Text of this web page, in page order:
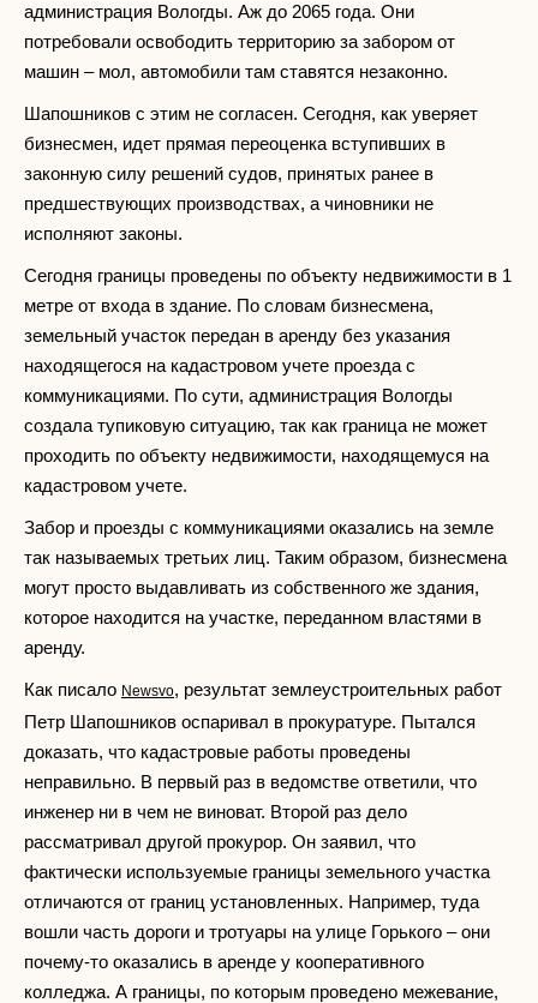
администрация Вологды. Аж до 2065 года. Они
потребовали освободить территорию за забором от
машин – мол, автомобили там ставятся незаконно.
Шапошников с этим не согласен. Сегодня, как уверяет
бизнесмен, идет прямая переоценка вступивших в
законную силу решений судов, принятых ранее в
предшествующих производствах, а чиновники не
исполняют законы.
Сегодня границы проведены по объекту недвижимости в 1
метре от входа в здание. По словам бизнесмена,
земельный участок передан в аренду без указания
находящегося на кадастровом учете проезда с
коммуникациями. По сути, администрация Вологды
создала тупиковую ситуацию, так как граница не может
проходить по объекту недвижимости, находящемуся на
кадастровом учете.
Забор и проезды с коммуникациями оказались на земле
так называемых третьих лиц. Таким образом, бизнесмена
могут просто выдавливать из собственного же здания,
которое находится на участке, переданном властями в
аренду.
Как писало Newsvo, результат землеустроительных работ
Петр Шапошников оспаривал в прокуратуре. Пытался
доказать, что кадастровые работы проведены
неправильно. В первый раз в ведомстве ответили, что
инженер ни в чем не виноват. Второй раз дело
рассматривал другой прокурор. Он заявил, что
фактически используемые границы земельного участка
отличаются от границ установленных. Например, туда
вошли часть дороги и тротуары на улице Горького – они
почему-то оказались в аренде у кооперативного
колледжа. А границы, по которым проведено межевание,